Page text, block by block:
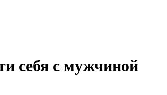
себя с мужчиной